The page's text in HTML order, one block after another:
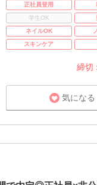
正社員登用
学生OK
ネイルOK
スキンケア
締切
気になる